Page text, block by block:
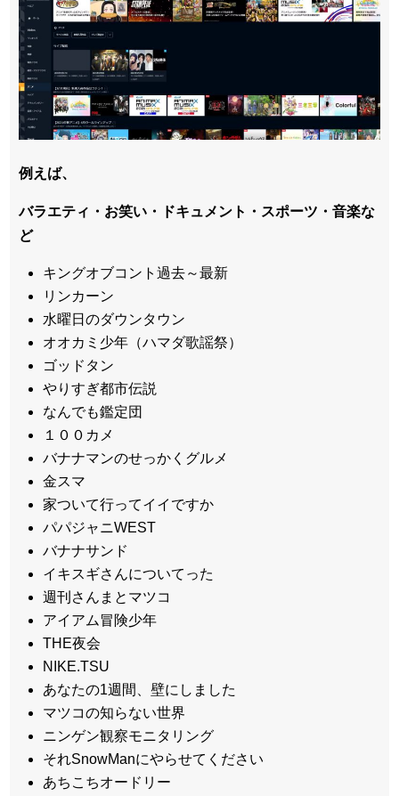
例えば、
バラエティ・お笑い・ドキュメント・スポーツ・音楽な
ど
キングオブコント過去～最新
リンカーン
水曜日のダウンタウン
オオカミ少年（ハマダ歌謡祭）
ゴッドタン
やりすぎ都市伝説
なんでも鑑定団
１００カメ
バナナマンのせっかくグルメ
金スマ
家ついて行ってイイですか
パパジャニWEST
バナナサンド
イキスギさんについてった
週刊さんまとマツコ
アイアム冒険少年
THE夜会
NIKE.TSU
あなたの1週間、壁にしました
マツコの知らない世界
ニンゲン観察モニタリング
それSnowManにやらせてください
あちこちオードリー